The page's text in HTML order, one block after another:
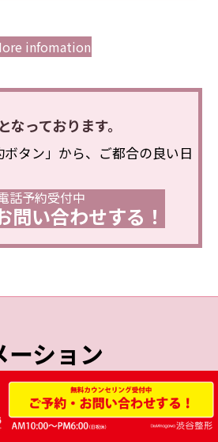
infomation
っております。
タン」から、ご都合の良い日
話予約受付中
問い合わせする！
ーション